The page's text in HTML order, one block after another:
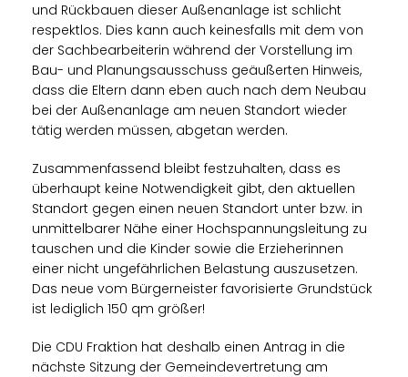
und Rückbauen dieser Außenanlage ist schlicht
respektlos. Dies kann auch keinesfalls mit dem von
der Sachbearbeiterin während der Vorstellung im
Bau- und Planungsausschuss geäußerten Hinweis,
dass die Eltern dann eben auch nach dem Neubau
bei der Außenanlage am neuen Standort wieder
tätig werden müssen, abgetan werden.
Zusammenfassend bleibt festzuhalten, dass es
überhaupt keine Notwendigkeit gibt, den aktuellen
Standort gegen einen neuen Standort unter bzw. in
unmittelbarer Nähe einer Hochspannungsleitung zu
tauschen und die Kinder sowie die Erzieherinnen
einer nicht ungefährlichen Belastung auszusetzen.
Das neue vom Bürgerneister favorisierte Grundstück
ist lediglich 150 qm größer!
Die CDU Fraktion hat deshalb einen Antrag in die
nächste Sitzung der Gemeindevertretung am